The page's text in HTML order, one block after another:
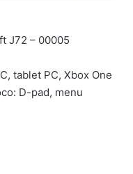
J72 – 00005
tablet PC, Xbox One
D-pad, menu